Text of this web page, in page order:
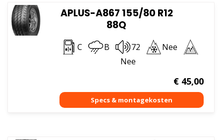
APLUS-A867 155/80 R12
88Q
C B 72
Nee
Nee
€45,00